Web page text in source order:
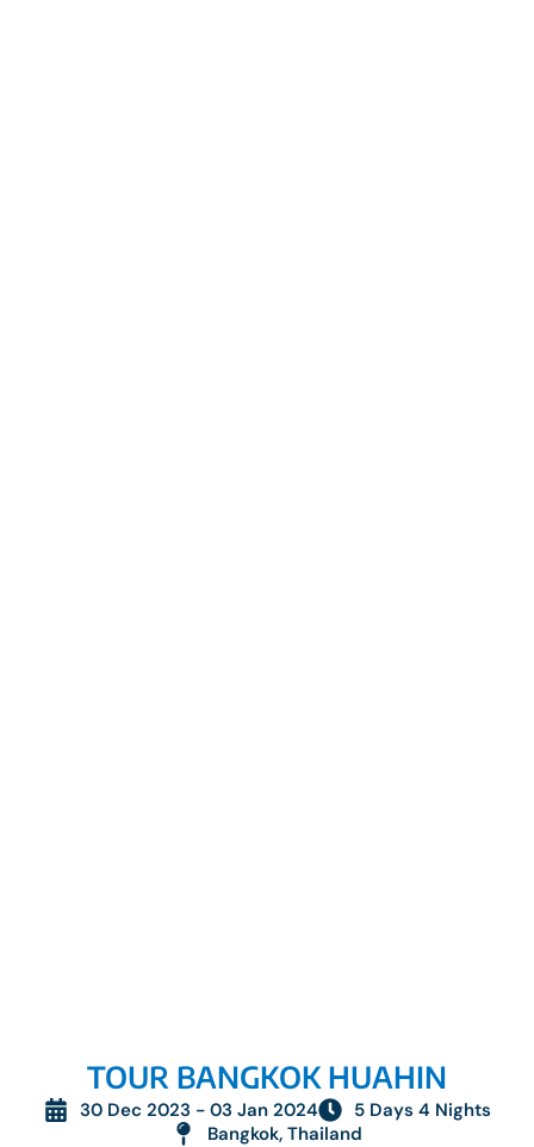
TOUR BANGKOK HUAHIN
30 Dec 2023 - 03 Jan 2024
5 Days 4 Nights
Bangkok, Thailand